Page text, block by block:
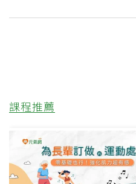
課程推薦